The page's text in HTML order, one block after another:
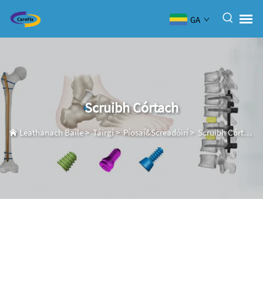
GA
Scruibh Córtach
Leathanach Baile>Táirgí> Píosaí&Screadóirí> Scruibh Córtach